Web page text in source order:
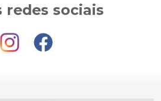
redes sociais